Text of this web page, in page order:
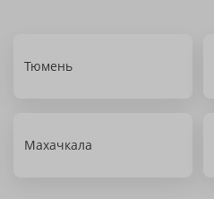
Тюмень
Махачкала